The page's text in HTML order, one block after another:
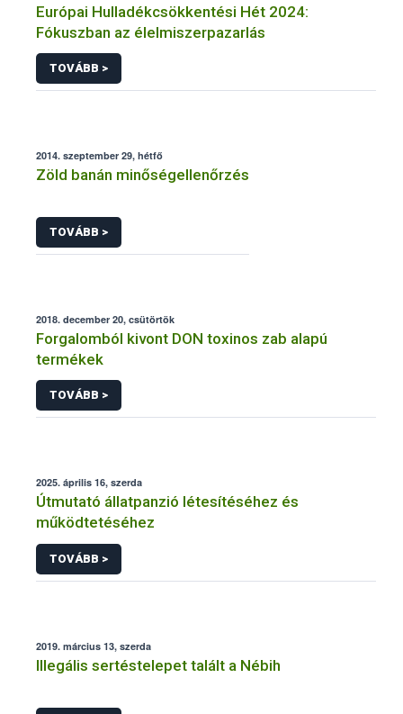
Európai Hulladékcsökkentési Hét 2024:
Fókuszban az élelmiszerpazarlás
TOVÁBB >
2014. szeptember 29, hétfő
Zöld banán minőségellenőrzés
TOVÁBB >
2018. december 20, csütörtök
Forgalomból kivont DON toxinos zab alapú
termékek
TOVÁBB >
2025. április 16, szerda
Útmutató állatpanzió létesítéséhez és
működtetéséhez
TOVÁBB >
2019. március 13, szerda
Illegális sertéstelepet talált a Nébih